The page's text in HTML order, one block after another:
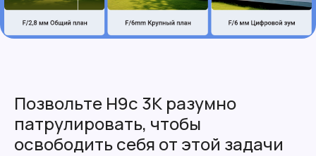
Позвольте Н9с 3К разумно
патрулировать, чтобы
освободить себя от этой задачи